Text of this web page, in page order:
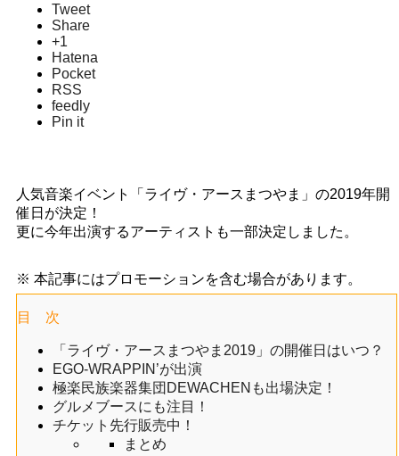
Tweet
Share
+1
Hatena
Pocket
RSS
feedly
Pin it
人気音楽イベント「ライヴ・アースまつやま」の2019年開
催日が決定！
更に今年出演するアーティストも一部決定しました。
※ 本記事にはプロモーションを含む場合があります。
目 次
「ライヴ・アースまつやま2019」の開催日はいつ？
EGO-WRAPPIN’が出演
極楽民族楽器集団DEWACHENも出場決定！
グルメブースにも注目！
チケット先行販売中！
まとめ